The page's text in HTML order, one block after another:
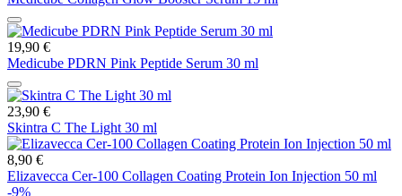
19,90 €
Medicube PDRN Pink Peptide Serum 30 ml
23,90 €
Skintra C The Light 30 ml
8,90 €
Elizavecca Cer-100 Collagen Coating Protein Ion Injection 50 ml
-9%